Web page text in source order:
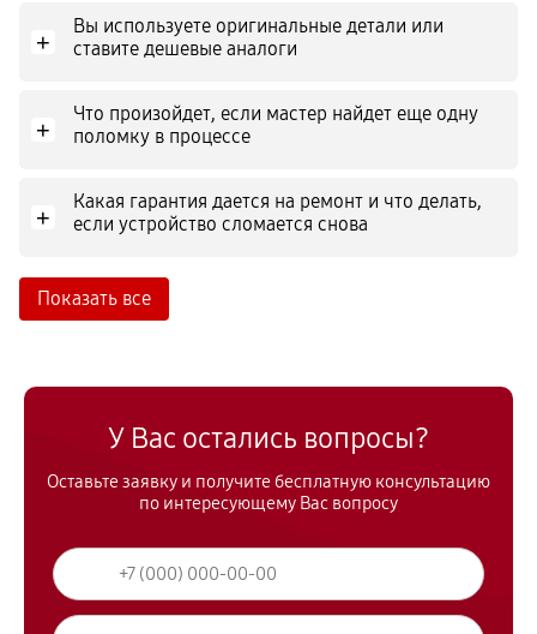
+
Вы используете оригинальные детали или
ставите дешевые аналоги
+
Что произойдет, если мастер найдет еще одну
поломку в процессе
+
Какая гарантия дается на ремонт и что делать,
если устройство сломается снова
Показать все
У Вас остались вопросы?
Оставьте заявку и получите бесплатную консультацию
по интересующему Вас вопросу